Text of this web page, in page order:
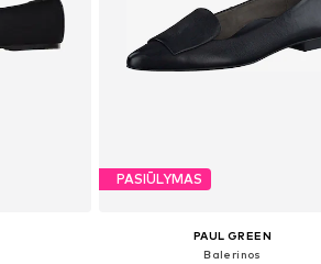
PASIŪLYMAS
PAUL GREEN
Balerinos